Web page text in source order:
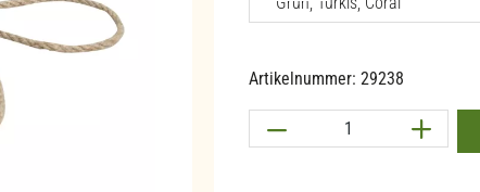
Artikelnummer: 29238
Produkt Anzahl: Gib